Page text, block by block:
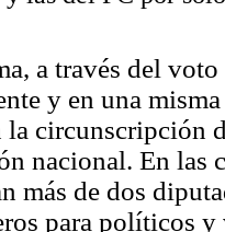
a través del
y en una
circunscripción
nacional. En las
más de dos
para políticos